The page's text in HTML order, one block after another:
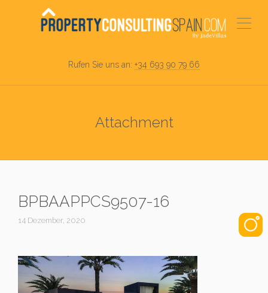
Rufen Sie uns an: +34 693 90 79 66
Attachment
BPBAAPPCS9507-16
14 Dezember, 2020